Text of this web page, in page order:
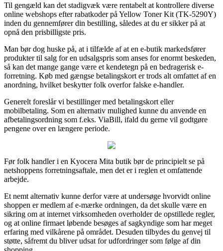
Til gengæld kan det stadigvæk være rentabelt at kontrollere diverse
online webshops efter rabatkoder på Yellow Toner Kit (TK-5290Y)
inden du gennemfører din bestilling, således at du er sikker på at
opnå den prisbilligste pris.
Man bør dog huske på, at i tilfælde af at en e-butik markedsfører
produkter til salg for en udsalgspris som anses for enormt beskeden,
så kan det mange gange være et kendetegn på en bedragerisk e-
forretning. Køb med gængse betalingskort er trods alt omfattet af en
anordning, hvilket beskytter folk overfor falske e-handler.
Generelt foreslår vi bestillinger med betalingskort eller
mobilbetaling. Som en alternativ mulighed kunne du anvende en
afbetalingsordning som f.eks. ViaBill, ifald du gerne vil godtgøre
pengene over en længere periode.
Før folk handler i en Kyocera Mita butik bør de principielt se på
netshoppens forretningsaftale, men det er i reglen et omfattende
arbejde.
Et nemt alternativ kunne derfor være at undersøge hvorvidt online
shoppen er medlem af e-mærke ordningen, da det skulle være en
sikring om at internet virksomheden overholder de opstillede regler,
og at online firmaet løbende besøges af sagkyndige som har meget
erfaring med vilkårene på området. Desuden tilbydes du genvej til
støtte, såfremt du bliver udsat for udfordringer som følge af din